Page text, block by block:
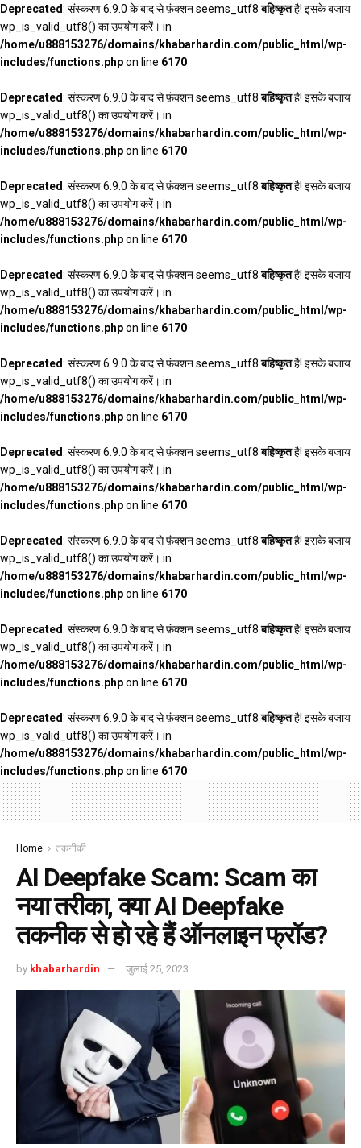
Deprecated: संस्करण 6.9.0 के बाद से फ़ंक्शन seems_utf8बहिष्कृतहै! इसके बजाय
wp_is_valid_utf8() का उपयोग करें। in
/home/u888153276/domains/khabarhardin.com/public_html/wp-
includes/functions.phpon line 6170
Deprecated: संस्करण 6.9.0 के बाद से फ़ंक्शन seems_utf8बहिष्कृतहै! इसके बजाय
wp_is_valid_utf8() का उपयोग करें। in
/home/u888153276/domains/khabarhardin.com/public_html/wp-
includes/functions.phpon line 6170
Deprecated: संस्करण 6.9.0 के बाद से फ़ंक्शन seems_utf8बहिष्कृतहै! इसके बजाय
wp_is_valid_utf8() का उपयोग करें। in
/home/u888153276/domains/khabarhardin.com/public_html/wp-
includes/functions.phpon line 6170
Deprecated: संस्करण 6.9.0 के बाद से फ़ंक्शन seems_utf8बहिष्कृतहै! इसके बजाय
wp_is_valid_utf8() का उपयोग करें। in
/home/u888153276/domains/khabarhardin.com/public_html/wp-
includes/functions.phpon line 6170
Deprecated: संस्करण 6.9.0 के बाद से फ़ंक्शन seems_utf8बहिष्कृतहै! इसके बजाय
wp_is_valid_utf8() का उपयोग करें। in
/home/u888153276/domains/khabarhardin.com/public_html/wp-
includes/functions.phpon line 6170
Deprecated: संस्करण 6.9.0 के बाद से फ़ंक्शन seems_utf8बहिष्कृतहै! इसके बजाय
wp_is_valid_utf8() का उपयोग करें। in
/home/u888153276/domains/khabarhardin.com/public_html/wp-
includes/functions.phpon line 6170
Deprecated: संस्करण 6.9.0 के बाद से फ़ंक्शन seems_utf8बहिष्कृतहै! इसके बजाय
wp_is_valid_utf8() का उपयोग करें। in
/home/u888153276/domains/khabarhardin.com/public_html/wp-
includes/functions.phpon line 6170
Deprecated: संस्करण 6.9.0 के बाद से फ़ंक्शन seems_utf8बहिष्कृतहै! इसके बजाय
wp_is_valid_utf8() का उपयोग करें। in
/home/u888153276/domains/khabarhardin.com/public_html/wp-
includes/functions.phpon line 6170
Deprecated: संस्करण 6.9.0 के बाद से फ़ंक्शन seems_utf8बहिष्कृतहै! इसके बजाय
wp_is_valid_utf8() का उपयोग करें। in
/home/u888153276/domains/khabarhardin.com/public_html/wp-
includes/functions.phpon line 6170
Home तकनीकी
AI Deepfake Scam: Scam का
नया तरीका, क्या AI Deepfake
तकनीक से हो रहे हैं ऑनलाइन फ्रॉड?
by khabarhardin जुलाई 25, 2023